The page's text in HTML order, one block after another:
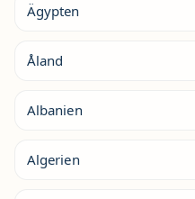
Ägypten
Åland
Albanien
Algerien